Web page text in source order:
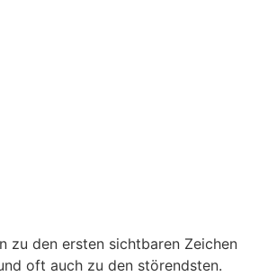
zu den ersten sichtbaren Zeichen
oft auch zu den störendsten.